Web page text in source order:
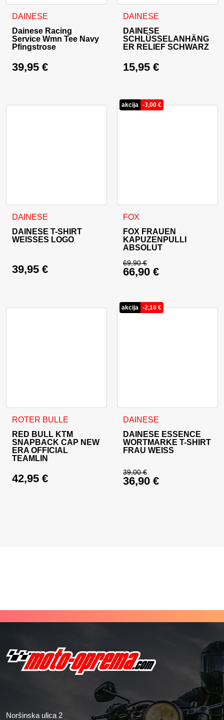
DAINESE
Dainese Racing
Service Wmn Tee Navy
Pfingstrose
39,95 €
Dieses Produkt weist mehrere Varianten auf. Die Optionen
DAINESE
DAINESE
SCHLÜSSELANHÄNG
ER RELIEF SCHWARZ
15,95 €
DAINESE
DAINESE T-SHIRT
WEISSES LOGO
39,95 €
Dieses Produkt weist mehrere Varianten auf. Die Optionen
akcija -3,00 €
FOX
FOX FRAUEN
KAPUZENPULLI
ABSOLUT
69,90€
Ursprünglicher
66,90 €
Dieses Produkt weist
ROTER BULLE
RED BULL KTM
SNAPBACK CAP NEW
ERA OFFICIAL
TEAMLIN
42,95 €
akcija -2,10 €
DAINESE
DAINESE ESSENCE
WORTMARKE T-SHIRT
FRAU WEISS
39,00€
Ursprünglicher
36,90 €
Dieses Produkt weist
Noršinska ulica 2